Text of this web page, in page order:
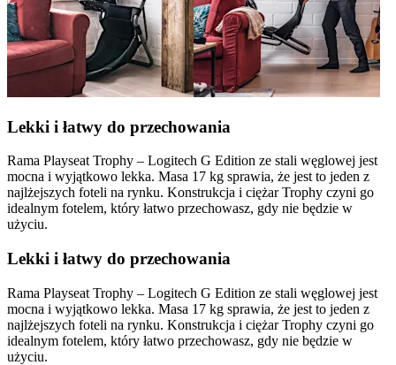
Lekki i łatwy do przechowania
Rama Playseat Trophy – Logitech G Edition ze stali węglowej jest
mocna i wyjątkowo lekka. Masa 17 kg sprawia, że jest to jeden z
najlżejszych foteli na rynku. Konstrukcja i ciężar Trophy czyni go
idealnym fotelem, który łatwo przechowasz, gdy nie będzie w
użyciu.
Lekki i łatwy do przechowania
Rama Playseat Trophy – Logitech G Edition ze stali węglowej jest
mocna i wyjątkowo lekka. Masa 17 kg sprawia, że jest to jeden z
najlżejszych foteli na rynku. Konstrukcja i ciężar Trophy czyni go
idealnym fotelem, który łatwo przechowasz, gdy nie będzie w
użyciu.